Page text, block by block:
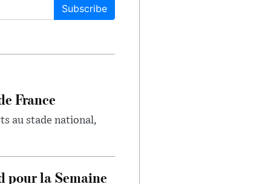
Subscribe
France
au stade national,
pour la Semaine